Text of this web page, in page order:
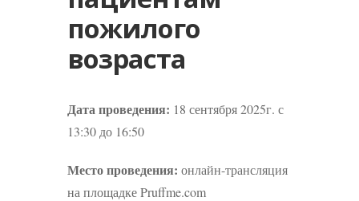
пожилого
возраста
Дата проведения: 18 сентября 2025г. с
13:30 до 16:50
Место проведения: онлайн-трансляция
на площадке Pruffme.com